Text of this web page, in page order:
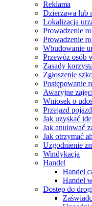
Reklama
Dzierżawa lub
Lokalizacja
Prowadzenie
Prowadzenie
Wbudowanie
Przewóz osób
Zasady
Zgłoszenie
Postępowanie
Awaryjne
Wniosek o
Przejazd
Jak uzyskać
Jak anulować
Jak otrzymać
Uzgodnienie
Windykacja
Handel
Handel
Handel
Dostęp do